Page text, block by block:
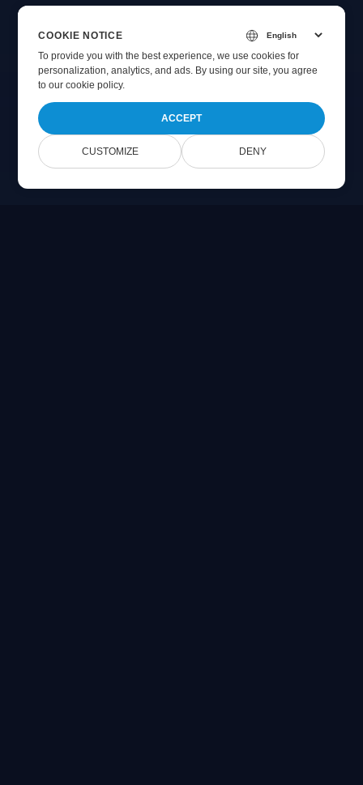
COOKIE NOTICE
To provide you with the best experience, we use cookies for
personalization, analytics, and ads. By using our site, you agree
toour cookie policy.
ACCEPT
CUSTOMIZE DENY